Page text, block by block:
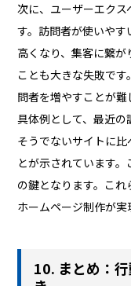
次に、ユーザーエク
す。訪問者が使いや
高くなり、集客に繋
ことも大きな失敗で
問者を増やすことが難
具体例として、最近の
そうでないサイトに
とが示されています
の鍵となります。こ
ホームページ制作が実
10. まとめ：